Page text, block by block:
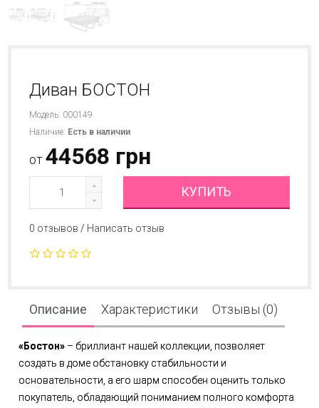
Диван БОСТОН
Модель: 000149
Наличие: Есть в наличии
от44568 грн
КУПИТЬ
0 отзывов / Написать отзыв
Описание Характеристики Отзывы (0)
«Бостон» – бриллиант нашей коллекции, позволяет
создать в доме обстановку стабильности и
основательности, а его шарм способен оценить только
покупатель, обладающий пониманием полного комфорта